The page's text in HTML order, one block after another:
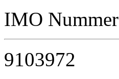
IMO Nummer
9103972